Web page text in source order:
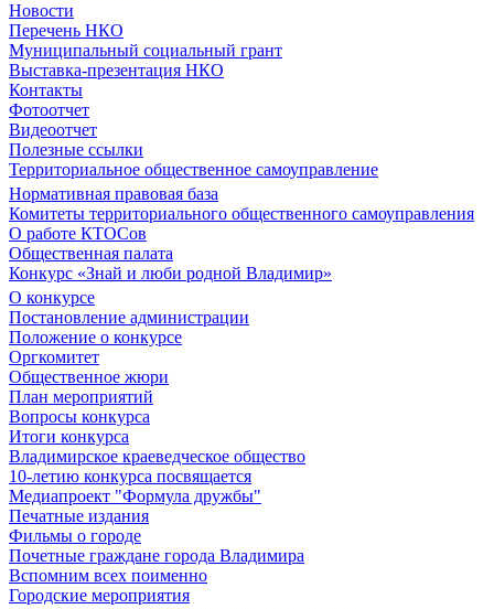
Новости
Перечень НКО
Муниципальный социальный грант
Выставка-презентация НКО
Контакты
Фотоотчет
Видеоотчет
Полезные ссылки
Территориальное общественное самоуправление
Нормативная правовая база
Комитеты территориального общественного самоуправления
О работе КТОСов
Общественная палата
Конкурс «Знай и люби родной Владимир»
О конкурсе
Постановление администрации
Положение о конкурсе
Оргкомитет
Общественное жюри
План мероприятий
Вопросы конкурса
Итоги конкурса
Владимирское краеведческое общество
10-летию конкурса посвящается
Медиапроект "Формула дружбы"
Печатные издания
Фильмы о городе
Почетные граждане города Владимира
Вспомним всех поименно
Городские мероприятия